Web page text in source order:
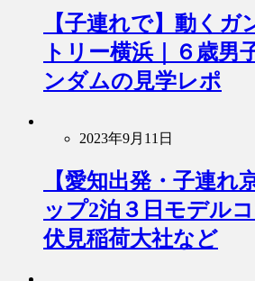
【子連れで】動くガ
トリー横浜｜６歳男
ンダムの見学レポ
2023年9月11日
【愛知出発・子連れ
ップ2泊３日モデル
伏見稲荷大社など